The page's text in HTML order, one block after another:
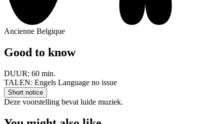
Ancienne Belgique
Good to know
DUUR: 60 min.
TALEN: Engels Language no issue
Short notice
Deze voorstelling bevat luide muziek.